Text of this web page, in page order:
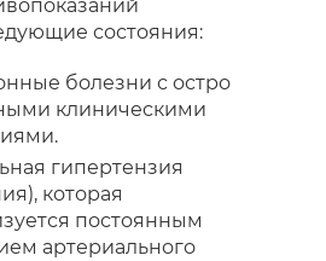
состояния:
болезни с остро
клиническими
гипертензия
которая
постоянным
артериального